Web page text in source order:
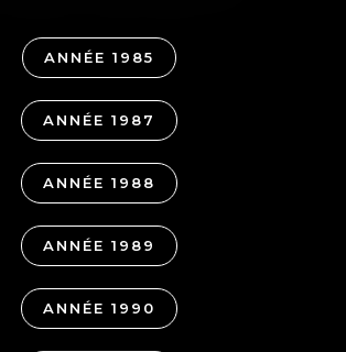
ANNÉE 1985
ANNÉE 1987
ANNÉE 1988
ANNÉE 1989
ANNÉE 1990